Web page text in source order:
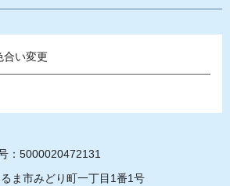
合い変更
：5000020472131
ま市みどり町一丁目1番1号